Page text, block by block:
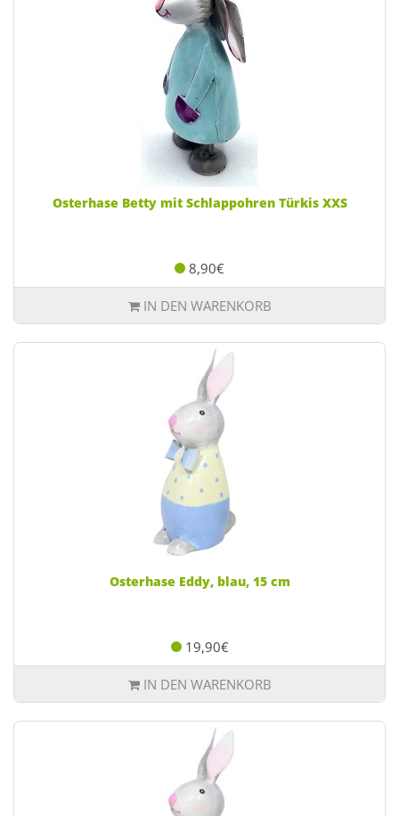
Osterhase Betty mit Schlappohren Türkis XXS
8,90€
IN DEN WARENKORB
Osterhase Eddy, blau, 15 cm
19,90€
IN DEN WARENKORB